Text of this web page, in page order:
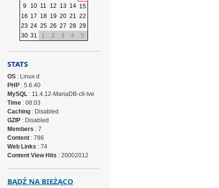
9
10 11 12 13 14 15
16 17 18 19 20 21 22
23 24 25 26 27 28 29
30 31 1 2 3 4 5
STATS
OS: Linux d
PHP: 5.6.40
MySQL: 11.4.12-MariaDB-cll-lve
Time: 08:03
Caching: Disabled
GZIP: Disabled
Members : 7
Content: 786
Web Links : 74
Content View Hits : 20002012
BĄDŹ NA BIEŻĄCO